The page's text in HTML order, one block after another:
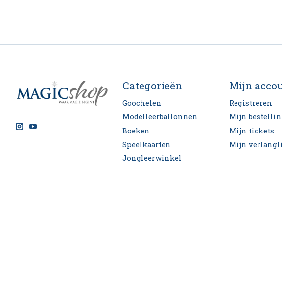
Categorieën
Goochelen
Modelleerballonnen
Boeken
Speelkaarten
Jongleerwinkel
Mijn
Registreren
Mijn
Mijn tickets
Mijn